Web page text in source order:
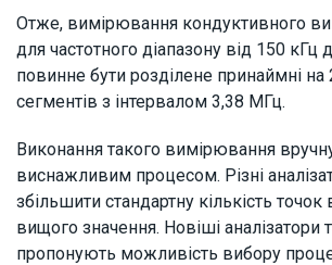
Отже, вимірювання кондуктивного
для частотного діапазону від 150 кГц
повинне бути розділене принаймні
сегментів з інтервалом 3,38 МГц.
Виконання такого вимірювання
виснажливим процесом. Різні
збільшити стандартну кількість
вищого значення. Новіші аналізатори
пропонують можливість вибору